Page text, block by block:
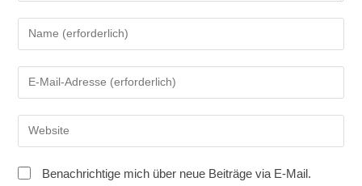
oder
Benutzernamen
zum
Kommentieren
Mail-
Adresse
zum
URL
Benachrichtige mich über neue Beiträge via E-Mail.